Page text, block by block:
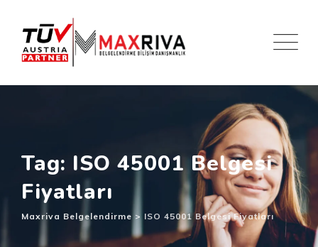
content
Tag: ISO 45001 Belgesi
Fiyatları
Maxriva Belgelendirme > ISO 45001 Belgesi Fiyatları